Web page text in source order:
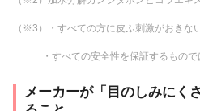
（※3）・すべての方に皮ふ刺激がおきな
・すべての安全性を保証するもので
メーカーが「目のしみにく